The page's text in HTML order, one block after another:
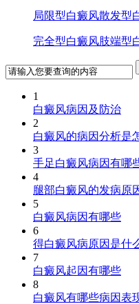
局限型白癜风散发型
完全型白癜风肢端型
1
白癜风病因及防治
2
白癜风的病因分析是
3
手足白癜风病因有哪
4
腿部白癜风的发病原
5
白癜风病因有哪些
6
得白癜风病原因是什
7
白癜风起因有哪些
8
白癜风有哪些病因表